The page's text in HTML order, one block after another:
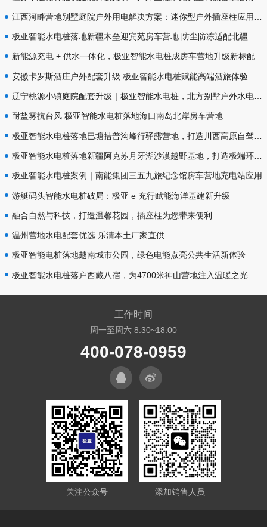
新能源充电 + 供水一体化，极亚智能水电桩成房车营地升级新标配
安徽卡罗斯酒庄户外配套升级 极亚智能水电桩赋能高端酒旅体验
耐盐雾抗台风 极亚智能水电桩落地海口南岛北岸房车营地
极亚智能水电桩案例｜南能集团三五九旅纪念馆房车营地充电站应用
游艇码头智能水电桩破局：极亚 e 充行赋能海洋基建新升级
融合自然与科技，打造温馨花园，插座柱为您带来便利
温州营地水电配套优选 乐清本土厂家直供
极亚智能电桩落地越南城市公园，绿色电能点亮公共生活新体验
极亚智能水电桩落户西藏八宿，为4700米神山营地注入温暖之光
工作时间
周一至周六 8:30~18:00
400-078-0959
关注公众号 添加销售人员